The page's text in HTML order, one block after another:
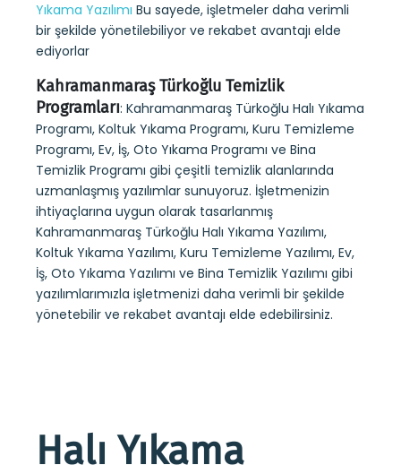
Yıkama Yazılımı Bu sayede, işletmeler daha verimli
bir şekilde yönetilebiliyor ve rekabet avantajı elde
ediyorlar
Kahramanmaraş Türkoğlu Temizlik
Programları: Kahramanmaraş Türkoğlu Halı Yıkama
Programı, Koltuk Yıkama Programı, Kuru Temizleme
Programı, Ev, İş, Oto Yıkama Programı ve Bina
Temizlik Programı gibi çeşitli temizlik alanlarında
uzmanlaşmış yazılımlar sunuyoruz. İşletmenizin
ihtiyaçlarına uygun olarak tasarlanmış
Kahramanmaraş Türkoğlu Halı Yıkama Yazılımı,
Koltuk Yıkama Yazılımı, Kuru Temizleme Yazılımı, Ev,
İş, Oto Yıkama Yazılımı ve Bina Temizlik Yazılımı gibi
yazılımlarımızla işletmenizi daha verimli bir şekilde
yönetebilir ve rekabet avantajı elde edebilirsiniz.
Halı Yıkama